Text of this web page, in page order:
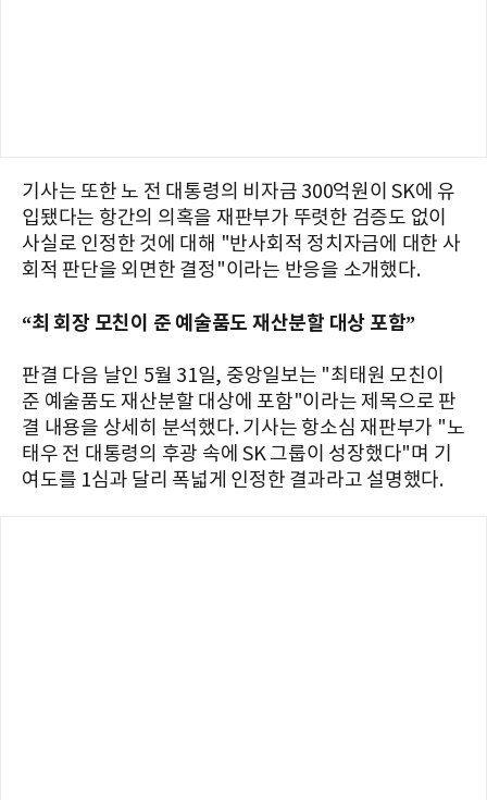
기사는 또한 노 전 대통령의 비자금 300억원이 SK에 유
입됐다는 항간의 의혹을 재판부가 뚜렷한 검증도 없이
사실로 인정한 것에 대해 "반사회적 정치자금에 대한 사
회적 판단을 외면한 결정"이라는 반응을 소개했다.
“최 회장 모친이 준 예술품도 재산분할 대상 포함”
판결 다음 날인 5월 31일, 중앙일보는 "최태원 모친이
준 예술품도 재산분할 대상에 포함"이라는 제목으로 판
결 내용을 상세히 분석했다. 기사는 항소심 재판부가 "노
태우 전 대통령의 후광 속에 SK 그룹이 성장했다"며 기
여도를 1심과 달리 폭넓게 인정한 결과라고 설명했다.